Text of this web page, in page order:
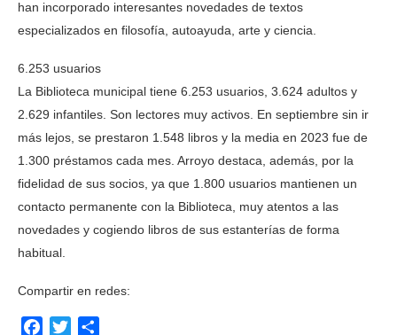
han incorporado interesantes novedades de textos
especializados en filosofía, autoayuda, arte y ciencia.
6.253 usuarios
La Biblioteca municipal tiene 6.253 usuarios, 3.624 adultos y
2.629 infantiles. Son lectores muy activos. En septiembre sin ir
más lejos, se prestaron 1.548 libros y la media en 2023 fue de
1.300 préstamos cada mes. Arroyo destaca, además, por la
fidelidad de sus socios, ya que 1.800 usuarios mantienen un
contacto permanente con la Biblioteca, muy atentos a las
novedades y cogiendo libros de sus estanterías de forma
habitual.
Compartir en redes:
Facebook
Twitter